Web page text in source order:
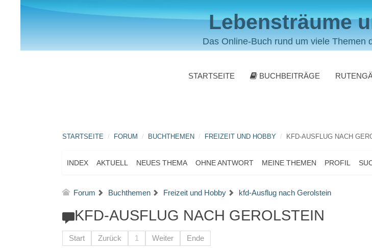
Lebensträume
Das Online-Buch rund um viele Themen
STARTSEITE BUCHBEITRÄGE
STARTSEITE FORUM BUCHTHEMEN FREIZEIT UND HOBBY KFD-AUSFLUG NACH
INDEX AKTUELL NEUES THEMA OHNE ANTWORT MEINE THEMEN PROFIL
Forum Buchthemen Freizeit und Hobby kfd-Ausflug nach Gerolstein
KFD-AUSFLUG NACH GEROLSTEIN
Start Zurück 1 Weiter Ende